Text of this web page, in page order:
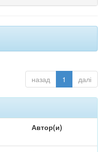
назад 1 далі
Автор(и)